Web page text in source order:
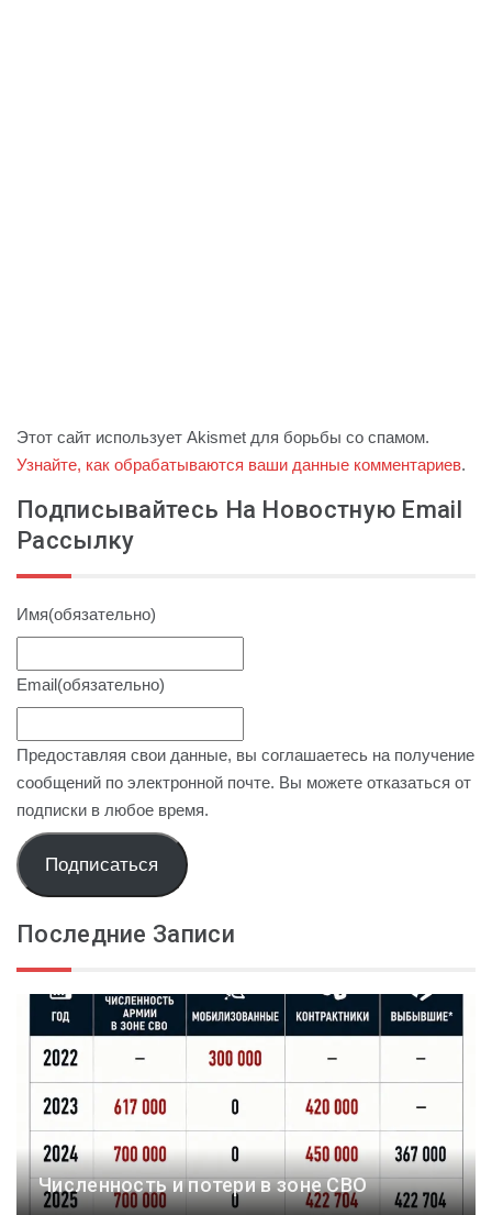
Этот сайт использует Akismet для борьбы со спамом.
Узнайте, как обрабатываются ваши данные комментариев.
Подписывайтесь На Новостную Email
Рассылку
Имя(обязательно)
Email(обязательно)
Предоставляя свои данные, вы соглашаетесь на получение
сообщений по электронной почте. Вы можете отказаться от
подписки в любое время.
Подписаться
Последние Записи
Численность и потери в зоне СВО